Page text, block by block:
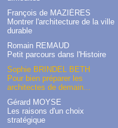
François de MAZIÈRES
Montrer l'architecture de la ville
durable
Romain REMAUD
Petit parcours dans l'Histoire
Sophie BRINDEL BETH
Pour bien préparer les
architectes de demain...
Gérard MOYSE
Les raisons d'un choix
stratégique